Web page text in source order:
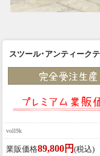
スツール･アンティー
voll9k
業販価格89,800円 (税込)